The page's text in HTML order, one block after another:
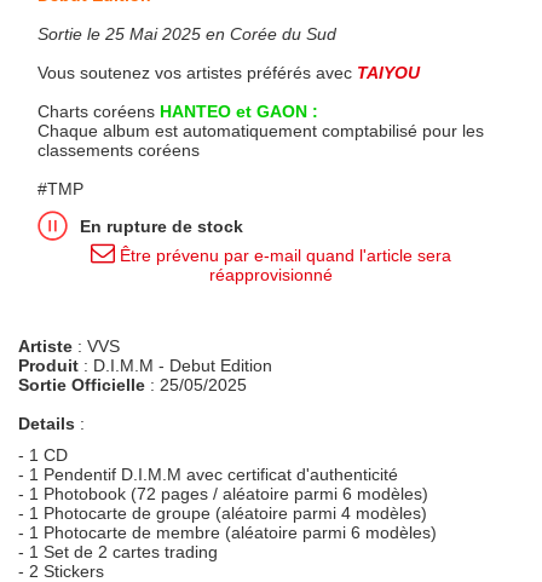
Sortie le 25 Mai 2025 en Corée du Sud
Vous soutenez vos artistes préférés avec TAIYOU
Charts coréens HANTEO et GAON :
Chaque album est automatiquement comptabilisé pour les
classements coréens
#TMP
En rupture de stock
Être prévenu par e-mail quand l'article sera
réapprovisionné
Artiste : VVS
Produit : D.I.M.M - Debut Edition
Sortie Officielle : 25/05/2025
Details :
- 1 CD
- 1 Pendentif D.I.M.M avec certificat d'authenticité
- 1 Photobook (72 pages / aléatoire parmi 6 modèles)
- 1 Photocarte de groupe (aléatoire parmi 4 modèles)
- 1 Photocarte de membre (aléatoire parmi 6 modèles)
- 1 Set de 2 cartes trading
- 2 Stickers